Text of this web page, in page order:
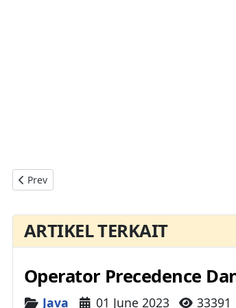
Previous article: Pengantar Pemrograman
Prev
ARTIKEL TERKAIT
Operator Precedence
Details
Java 01 June 2023 33391